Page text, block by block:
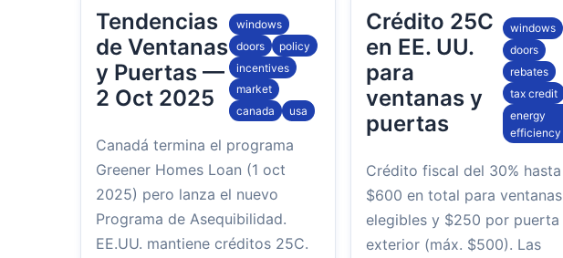
Tendencias
de Ventanas
y Puertas —
2 Oct 2025
windows
doors
policy
incentives
market
canada
usa
Canadá termina el programa
Greener Homes Loan (1 oct
2025) pero lanza el nuevo
Programa de Asequibilidad.
EE.UU. mantiene créditos 25C.
Crédito 25C
en EE. UU.
para
ventanas y
puertas
windows
doors
rebates
tax credit
energy
efficiency
Crédito fiscal del 30% hasta
$600 en total para ventanas
elegibles y $250 por puerta
exterior (máx. $500). Las